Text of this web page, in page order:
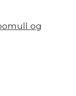
og